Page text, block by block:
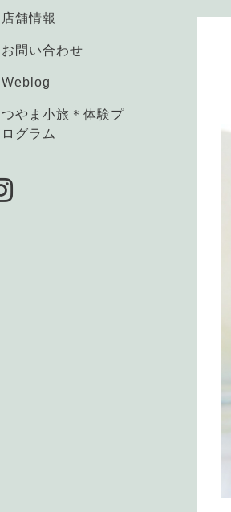
店舗情報
お問い合わせ
Weblog
つやま小旅＊体験プ
ログラム